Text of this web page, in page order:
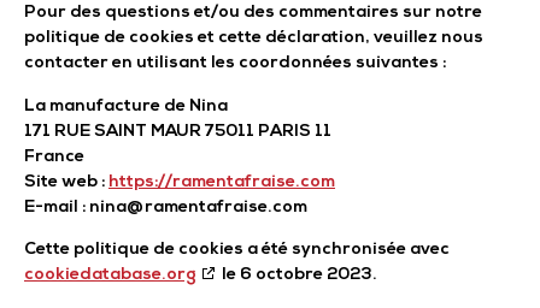
Pour des questions et/ou des commentaires sur notre
politique de cookies et cette déclaration, veuillez nous
contacter en utilisant les coordonnées suivantes :
La manufacture de Nina
171 RUE SAINT MAUR 75011 PARIS 11
France
Site web : https://ramentafraise.com
E-mail : nina@ ramentafraise.com
Cette politique de cookies a été synchronisée avec
cookiedatabase.org
le 6 octobre 2023.